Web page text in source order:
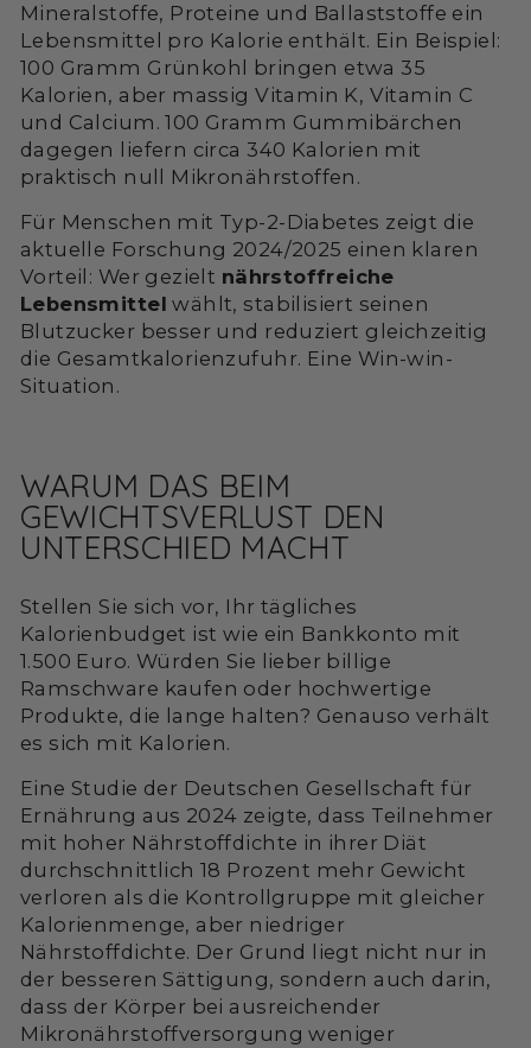
Mineralstoffe, Proteine und Ballaststoffe ein
Lebensmittel pro Kalorie enthält. Ein Beispiel:
100 Gramm Grünkohl bringen etwa 35
Kalorien, aber massig Vitamin K, Vitamin C
und Calcium. 100 Gramm Gummibärchen
dagegen liefern circa 340 Kalorien mit
praktisch null Mikronährstoffen.
Für Menschen mit Typ-2-Diabetes zeigt die
aktuelle Forschung 2024/2025 einen klaren
Vorteil: Wer gezielt nährstoffreiche
Lebensmittel wählt, stabilisiert seinen
Blutzucker besser und reduziert gleichzeitig
die Gesamtkalorienzufuhr. Eine Win-win-
Situation.
WARUM DAS BEIM
GEWICHTSVERLUST DEN
UNTERSCHIED MACHT
Stellen Sie sich vor, Ihr tägliches
Kalorienbudget ist wie ein Bankkonto mit
1.500 Euro. Würden Sie lieber billige
Ramschware kaufen oder hochwertige
Produkte, die lange halten? Genauso verhält
es sich mit Kalorien.
Eine Studie der Deutschen Gesellschaft für
Ernährung aus 2024 zeigte, dass Teilnehmer
mit hoher Nährstoffdichte in ihrer Diät
durchschnittlich 18 Prozent mehr Gewicht
verloren als die Kontrollgruppe mit gleicher
Kalorienmenge, aber niedriger
Nährstoffdichte. Der Grund liegt nicht nur in
der besseren Sättigung, sondern auch darin,
dass der Körper bei ausreichender
Mikronährstoffversorgung weniger